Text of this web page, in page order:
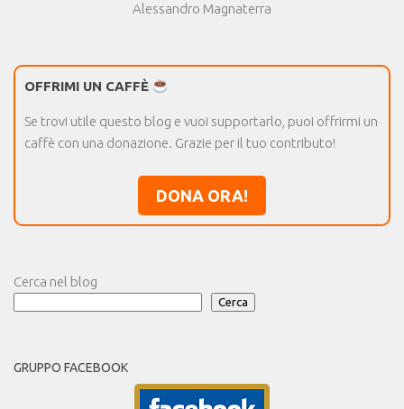
Alessandro Magnaterra
OFFRIMI UN CAFFÈ
Se trovi utile questo blog e vuoi supportarlo, puoi offrirmi un
caffè con una donazione. Grazie per il tuo contributo!
DONA ORA!
Cerca nel blog
Cerca
GRUPPO FACEBOOK